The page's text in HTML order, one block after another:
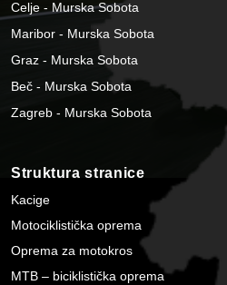
Celje - Murska Sobota
Maribor - Murska Sobota
Graz - Murska Sobota
Beč - Murska Sobota
Zagreb - Murska Sobota
Struktura stranice
Kacige
Motociklistička oprema
Oprema za motokros
MTB – biciklistička oprema